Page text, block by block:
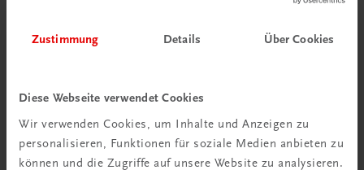
Zustimmung Details Über Cookies
Diese Webseite verwendet Cookies
Wir verwenden Cookies, um Inhalte und Anzeigen zu
personalisieren, Funktionen für soziale Medien anbieten zu
können und die Zugriffe auf unsere Website zu analysieren.
Mehr dazu